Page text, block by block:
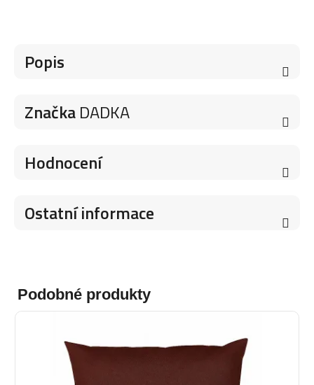
Popis
ZnačkaDADKA
Hodnocení
Ostatní informace
Podobné produkty